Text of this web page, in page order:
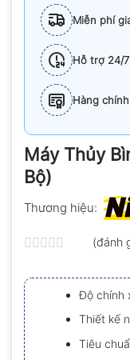
Miễn phí
Hỗ trợ 24/7
Hàng
Máy Thủy
Bộ)
Thương hiệu:
xếp
hạng
0.0
5
sao
(đánh
Độ chính
Thiết kế
Tiêu